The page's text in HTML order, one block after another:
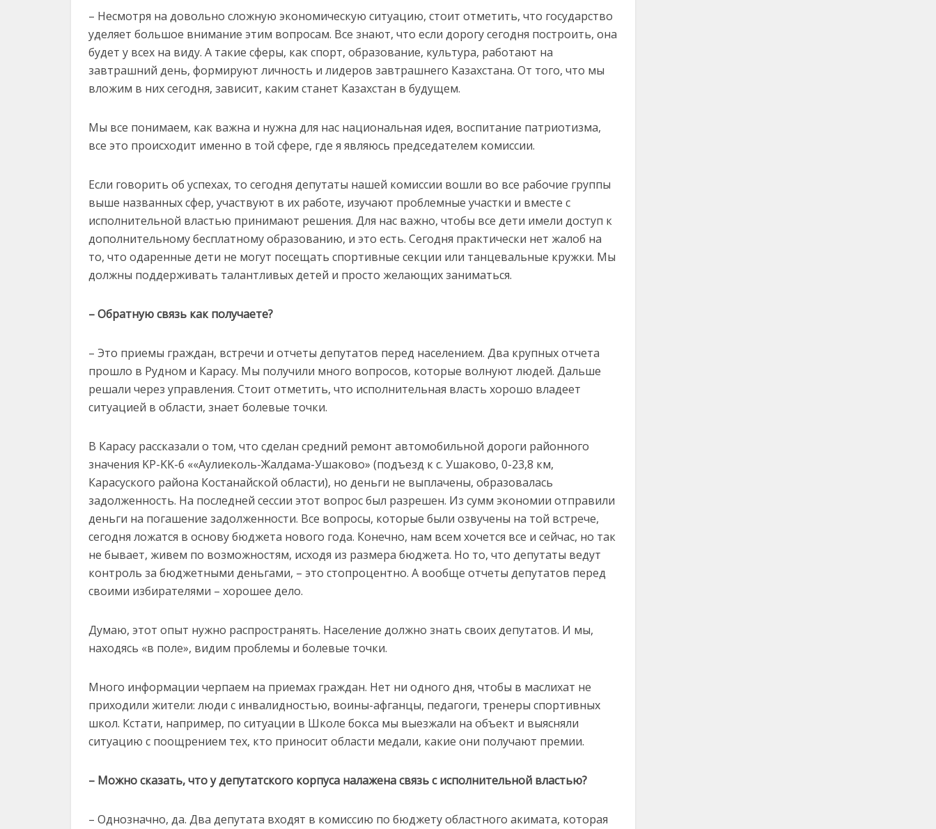
– Несмотря на довольно сложную экономическую ситуацию, стоит отметить, что государство
уделяет большое внимание этим вопросам. Все знают, что если дорогу сегодня построить, она
будет у всех на виду. А такие сферы, как спорт, образование, культура, работают на
завтрашний день, формируют личность и лидеров завтрашнего Казахстана. От того, что мы
вложим в них сегодня, зависит, каким станет Казахстан в будущем.
Мы все понимаем, как важна и нужна для нас национальная идея, воспитание патриотизма,
все это происходит именно в той сфере, где я являюсь председателем комиссии.
Если говорить об успехах, то сегодня депутаты нашей комиссии вошли во все рабочие группы
выше названных сфер, участвуют в их работе, изучают проблемные участки и вместе с
исполнительной властью принимают решения. Для нас важно, чтобы все дети имели доступ к
дополнительному бесплатному образованию, и это есть. Сегодня практически нет жалоб на
то, что одаренные дети не могут посещать спортивные секции или танцевальные кружки. Мы
должны поддерживать талантливых детей и просто желающих заниматься.
– Обратную связь как получаете?
– Это приемы граждан, встречи и отчеты депутатов перед населением. Два крупных отчета
прошло в Рудном и Карасу. Мы получили много вопросов, которые волнуют людей. Дальше
решали через управления. Стоит отметить, что исполнительная власть хорошо владеет
ситуацией в области, знает болевые точки.
В Карасу рассказали о том, что сделан средний ремонт автомобильной дороги районного
значения KP-KK-6 ««Аулиеколь-Жалдама-Ушаково» (подъезд к с. Ушаково, 0-23,8 км,
Карасуского района Костанайской области), но деньги не выплачены, образовалась
задолженность. На последней сессии этот вопрос был разрешен. Из сумм экономии отправили
деньги на погашение задолженности. Все вопросы, которые были озвучены на той встрече,
сегодня ложатся в основу бюджета нового года. Конечно, нам всем хочется все и сейчас, но так
не бывает, живем по возможностям, исходя из размера бюджета. Но то, что депутаты ведут
контроль за бюджетными деньгами, – это стопроцентно. А вообще отчеты депутатов перед
своими избирателями – хорошее дело.
Думаю, этот опыт нужно распространять. Население должно знать своих депутатов. И мы,
находясь «в поле», видим проблемы и болевые точки.
Много информации черпаем на приемах граждан. Нет ни одного дня, чтобы в маслихат не
приходили жители: люди с инвалидностью, воины-афганцы, педагоги, тренеры спортивных
школ. Кстати, например, по ситуации в Школе бокса мы выезжали на объект и выясняли
ситуацию с поощрением тех, кто приносит области медали, какие они получают премии.
– Можно сказать, что у депутатского корпуса налажена связь с исполнительной властью?
– Однозначно, да. Два депутата входят в комиссию по бюджету областного акимата, которая